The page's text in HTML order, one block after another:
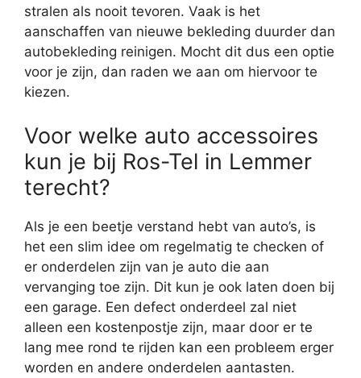
stralen als nooit tevoren. Vaak is het
aanschaffen van nieuwe bekleding duurder dan
autobekleding reinigen. Mocht dit dus een optie
voor je zijn, dan raden we aan om hiervoor te
kiezen.
Voor welke auto accessoires
kun je bij Ros-Tel in Lemmer
terecht?
Als je een beetje verstand hebt van auto’s, is
het een slim idee om regelmatig te checken of
er onderdelen zijn van je auto die aan
vervanging toe zijn. Dit kun je ook laten doen bij
een garage. Een defect onderdeel zal niet
alleen een kostenpostje zijn, maar door er te
lang mee rond te rijden kan een probleem erger
worden en andere onderdelen aantasten.